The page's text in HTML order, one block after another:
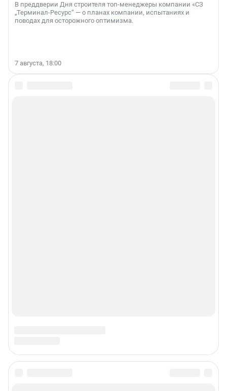
В преддверии Дня строителя топ-менеджеры компании «СЗ
„Терминал-Ресурс“ — о планах компании, испытаниях и
поводах для осторожного оптимизма.
7 августа, 18:00